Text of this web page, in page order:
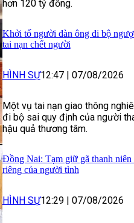
hơn 120 tỷ đồng.
Khởi tố người đàn ông đi bộ
tai nạn chết người
HÌNH SỰ12:47 07/08/2026
Một vụ tai nạn giao thông
đi bộ sai quy định của người
hậu quả thương tâm.
Đồng Nai: Tạm giữ gã thanh niên
riêng của người tình
HÌNH SỰ12:29 07/08/2026